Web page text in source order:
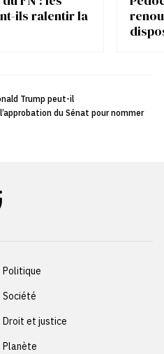
ils ralentir la
Trump peut-il
du Sénat pour nommer
Politique
Société
Droit et justice
Planète